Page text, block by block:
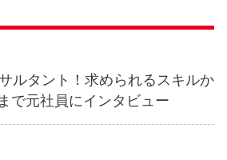
ルタント！求められるスキルか
で元社員にインタビュー